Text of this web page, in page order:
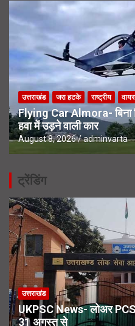
उत्तराखंड जरा हटके राष्ट्रीय
Flying Car Almora- बिना
हवा में उड़ने वाली कार
August 8, 2026 adminvarta
ट्रेंडिंग
उत्तराखंड
UKPSC News- लोअर
31 अगस्त से